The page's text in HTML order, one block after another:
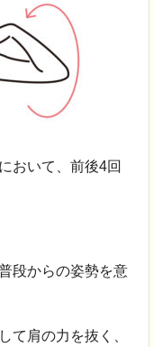
おいて、前後4回
段からの姿勢を意
て肩の力を抜く、